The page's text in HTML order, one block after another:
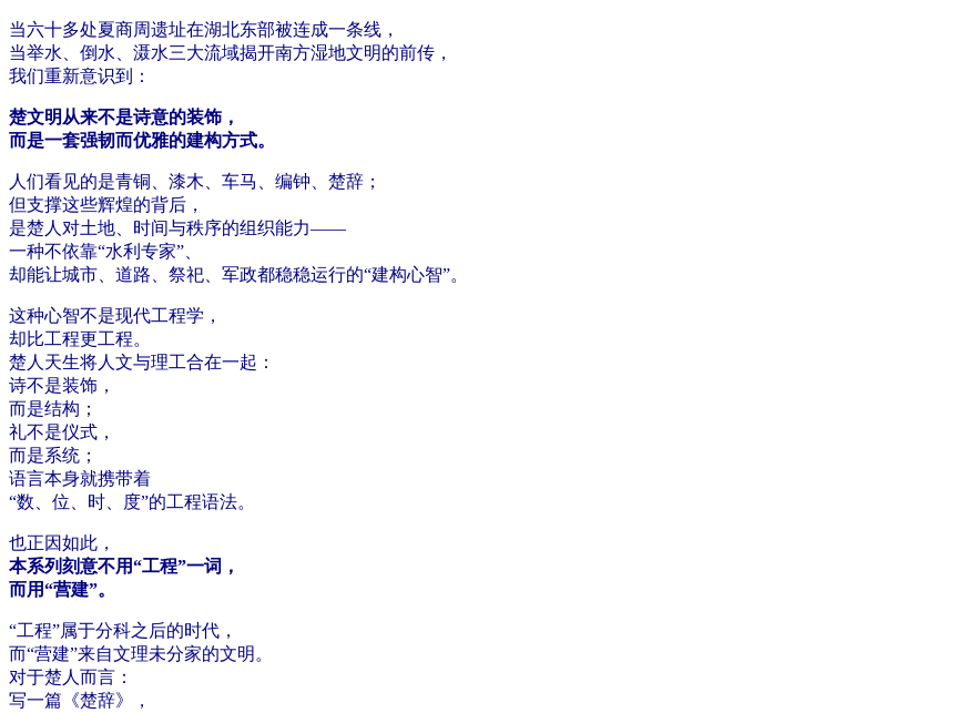
当六十多处夏商周遗址在湖北东部被连成一条线，
当举水、倒水、滠水三大流域揭开南方湿地文明的前传，
我们重新意识到：
楚文明从来不是诗意的装饰，
而是一套强韧而优雅的建构方式。
人们看见的是青铜、漆木、车马、编钟、楚辞；
但支撑这些辉煌的背后，
是楚人对土地、时间与秩序的组织能力——
一种不依靠“水利专家”、
却能让城市、道路、祭祀、军政都稳稳运行的“建构心智”。
这种心智不是现代工程学，
却比工程更工程。
楚人天生将人文与理工合在一起：
诗不是装饰，
而是结构；
礼不是仪式，
而是系统；
语言本身就携带着
“数、位、时、度”的工程语法。
也正因如此，
本系列刻意不用“工程”一词，
而用“营建”。
“工程”属于分科之后的时代，
而“营建”来自文理未分家的文明。
对于楚人而言：
写一篇《楚辞》，